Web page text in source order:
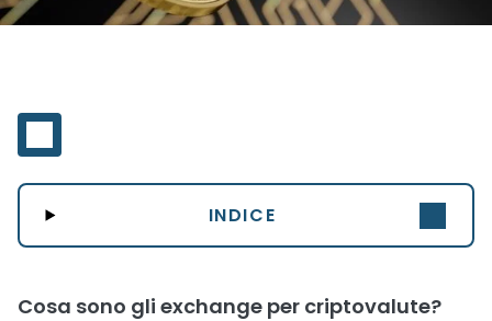
INDICE
Cosa sono gli exchange per criptovalute?